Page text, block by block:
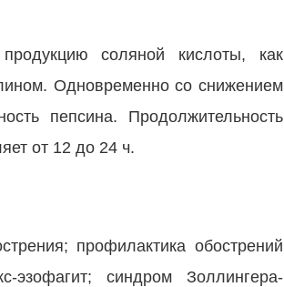
соляной кислоты, как
Одновременно со снижением
пепсина. Продолжительность
от 12 до 24 ч.
профилактика обострений
эзофагит; синдром Золлингера-